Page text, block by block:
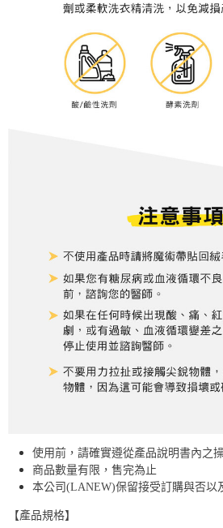
使用前，請確實遵從產品說明書內之
商品數量有限，售完為止
本公司(LANEW)保留接受訂購與否以
【產品規格】